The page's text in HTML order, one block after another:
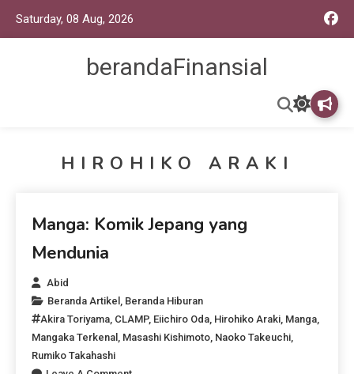
Saturday, 08 Aug, 2026
berandaFinansial
HIROHIKO ARAKI
Manga: Komik Jepang yang
Mendunia
Abid
Beranda Artikel , Beranda Hiburan
Akira Toriyama, CLAMP, Eiichiro Oda, Hirohiko Araki, Manga,
Mangaka Terkenal , Masashi Kishimoto, Naoko Takeuchi,
Rumiko Takahashi